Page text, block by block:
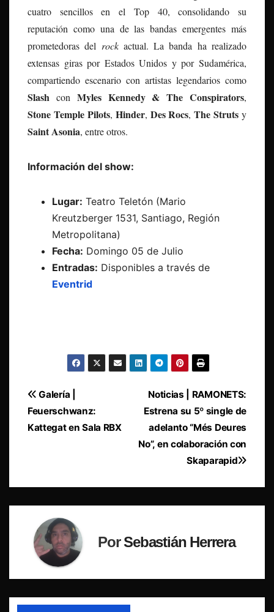
cuatro sencillos en el Top 40, consolidando su
reputación como una de las bandas emergentes más
prometedoras del rockactual. La banda ha realizado
extensas giras por Estados Unidos y por Sudamérica,
compartiendo escenario con artistas legendarios como
Slash con Myles Kennedy & The Conspirators,
Stone Temple Pilots, Hinder, Des Rocs,The Struts y
Saint Asonia, entre otros.
Información del show:
Lugar: Teatro Teletón (Mario
Kreutzberger 1531, Santiago, Región
Metropolitana)
Fecha: Domingo 05 de Julio
Entradas: Disponibles a través de
Eventrid
Navegación
de
Noticias | RAMONETS:
Estrena su 5º single de
adelanto “Més Deures
No”, en colaboración con
Skaparapid
Galería |
Feuerschwanz:
Kattegat en Sala RBX
PorSebastián Herrera